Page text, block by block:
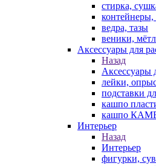
стирка,
ведра, тазы
веники,
Аксессуары для
Назад
Аксессуары
лейки,
подставки
кашпо
кашпо
Интерьер
Назад
Интерьер
фигурки,